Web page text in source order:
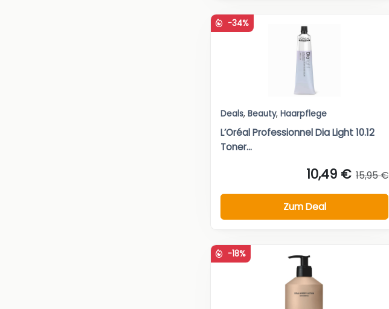
-34%
Deals, Beauty, Haarpflege
L’Oréal Professionnel Dia Light 10.12
Toner...
10,49 € 15,95 €
Zum Deal
-18%